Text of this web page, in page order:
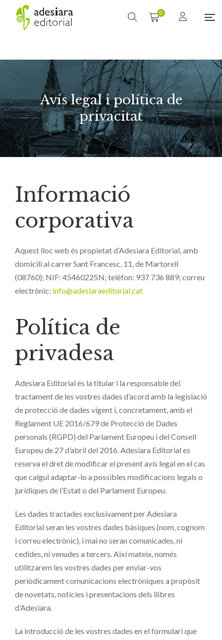
0
Avís legal i política de
privacitat
Informació
corporativa
Aquest lloc web és propietat d’Adesiara Editorial, amb
domicili al carrer Sant Francesc, 11, de Martorell
(08760); NIF: 45460225N; telèfon: 937 736 889; correu
electrònic: info@adesiaraeditorial.cat
Política de
privadesa
Adesiara Editorial és la titular i la responsable del
tractament de les vostres dades d’acord amb la legislació
de protecció de dades vigent i, concretament, amb el
Reglament UE 2016/679 de Protecció de Dades
personals (RGPD) del Parlament Europeu i del Consell
Europeu de 27 d’abril del 2016. Adesiara Editorial es
reserva el dret de modificar el present avís legal en el cas
que calgui adaptar-lo a possibles modificacions legals o
jurídiques de l’Estat o del Parlament Europeu.
Les dades tractades exclusivament per Adesiara
Editorial seran les vostres dades bàsiques (nom, cognom
i correu electrònic), i mai no seran comunicades, ni
cedides, ni venudes a tercers. Així mateix, només
utilitzarem les vostres dades per enviar-vos
periòdicament comunicacions electròniques a propòsit
de novetats, notícies i presentacions dels llibres
d’Adesiara.
La introducció de les vostres dades en el formulari que